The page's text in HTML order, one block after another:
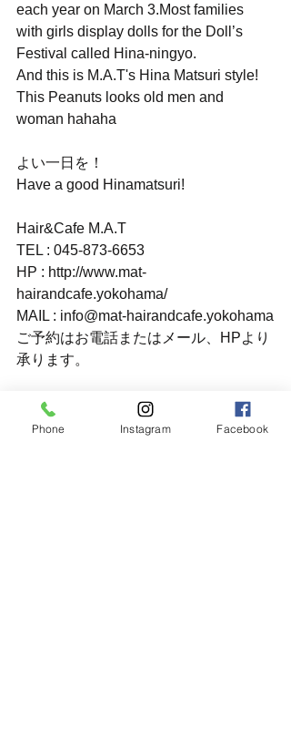
each year on March 3.Most families
with girls display dolls for the Doll’s
Festival called Hina-ningyo.
And this is M.A.T's Hina Matsuri style!
This Peanuts looks old men and
woman hahaha
よい一日を！
Have a good Hinamatsuri!
Hair&Cafe M.A.T
TEL : 045-873-6653
HP : http://www.mat-
hairandcafe.yokohama/
MAIL : info@mat-hairandcafe.yokohama
ご予約はお電話またはメール、HPより
承ります。
Phone Instagram Facebook